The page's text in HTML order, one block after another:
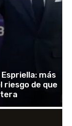
más
riesgo de que